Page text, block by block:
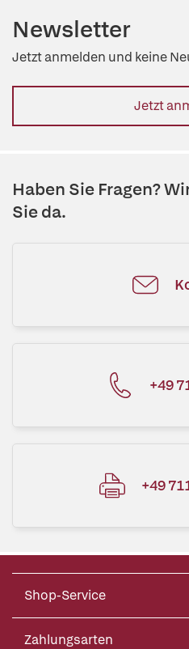
Newsletter
Jetzt anmelden und keine
Jetzt
Haben Sie Fragen?
Sie da.
+49
+49
Shop-Service
Zahlungsarten